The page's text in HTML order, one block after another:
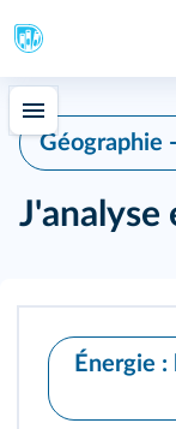
Géographie
Énergie